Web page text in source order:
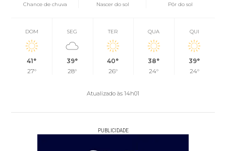
Chance de chuva
Nascer do sol Pôr do sol
DOM
41°
27°
SEG
39°
28°
TER
40°
26°
QUA
38°
24°
QUI
39°
24°
Atualizado às 14h01
PUBLICIDADE